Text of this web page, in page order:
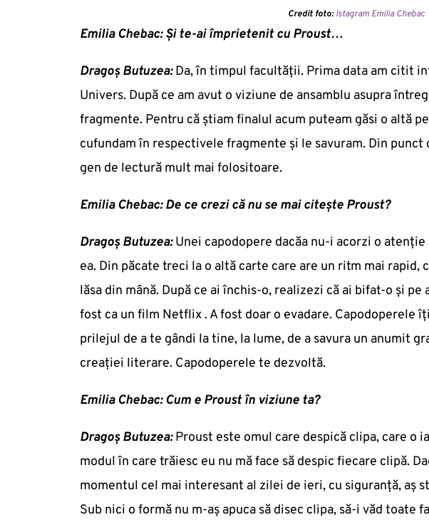
Credit foto:Istagram Emilia Chebac
Emilia Chebac: Și te-ai împrietenit cu Proust…
Dragoș Butuzea:Da, în timpul facultății. Prima data am citit
Univers. După ce am avut o viziune de ansamblu asupra
fragmente. Pentru că știam finalul acum puteam găsi o altă
cufundam în respectivele fragmente și le savuram. Din punct
gen de lectură mult mai folositoare.
Emilia Chebac: De ce crezi că nu se mai citește Proust?
Dragoș Butuzea:Unei capodopere dacăa nu-i acorzi o
ea. Din păcate treci la o altă carte care are un ritm mai rapid,
lăsa din mână. După ce ai închis-o, realizezi că ai bifat-o și pe
fost ca un film Netflix . A fost doar o evadare. Capodoperele
prilejul de a te gândi la tine, la lume, de a savura un anumit
creației literare. Capodoperele te dezvoltă.
Emilia Chebac: Cum e Proust în viziune ta?
Dragoș Butuzea:Proust este omul care despică clipa, care o
modul în care trăiesc eu nu mă face să despic fiecare clipă.
momentul cel mai interesant al zilei de ieri, cu siguranță, aș
Sub nici o formă nu m-aș apuca să disec clipa, să-i văd toate